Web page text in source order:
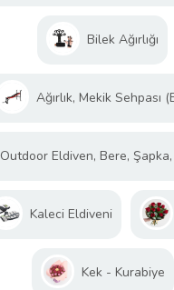
Bilek Ağırlığı
Ağırlık, Mekik Sehpası
Outdoor Eldiven, Bere,
Kaleci Eldiveni
Kek - Kurabiye